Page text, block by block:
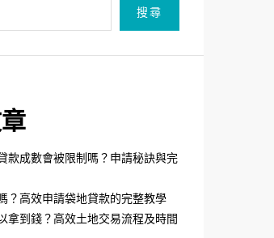
搜尋
款成數會被限制嗎？申請秘訣與完
？高效申請袋地貸款的完整教學
拿到錢？高效土地交易流程及時間